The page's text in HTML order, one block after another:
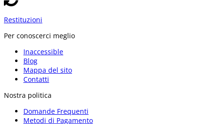
Restituzioni
Per conoscerci meglio
Inaccessible
Blog
Mappa del sito
Contatti
Nostra politica
Domande Frequenti
Metodi di Pagamento